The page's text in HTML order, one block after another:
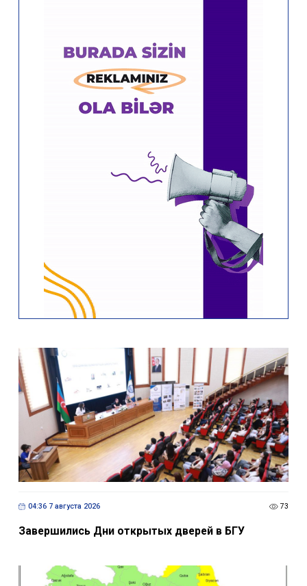
04:36 7 августа 2026 73
Завершились Дни открытых дверей в БГУ